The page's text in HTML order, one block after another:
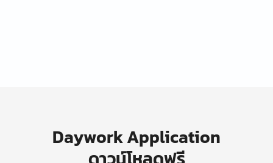
Daywork Application